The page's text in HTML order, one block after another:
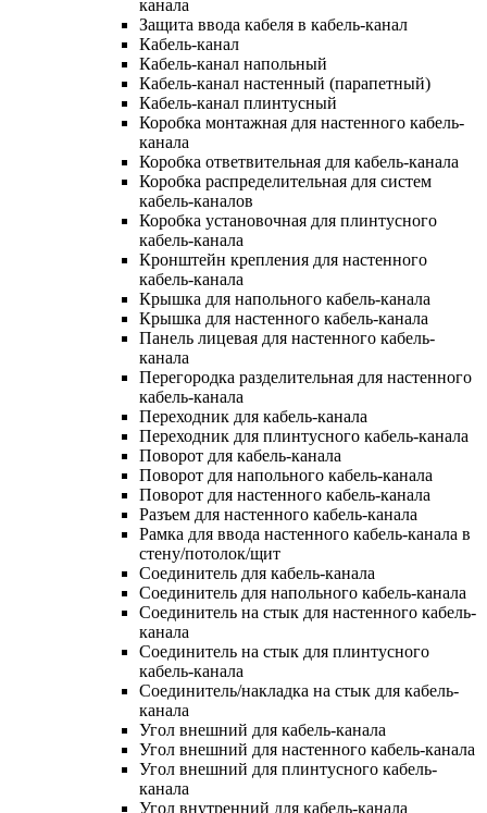
канала
Защита ввода кабеля в кабель-канал
Кабель-канал
Кабель-канал напольный
Кабель-канал настенный (парапетный)
Кабель-канал плинтусный
Коробка монтажная для настенного кабель-
канала
Коробка ответвительная для кабель-канала
Коробка распределительная для систем
кабель-каналов
Коробка установочная для плинтусного
кабель-канала
Кронштейн крепления для настенного
кабель-канала
Крышка для напольного кабель-канала
Крышка для настенного кабель-канала
Панель лицевая для настенного кабель-
канала
Перегородка разделительная для настенного
кабель-канала
Переходник для кабель-канала
Переходник для плинтусного кабель-канала
Поворот для кабель-канала
Поворот для напольного кабель-канала
Поворот для настенного кабель-канала
Разъем для настенного кабель-канала
Рамка для ввода настенного кабель-канала в
стену/потолок/щит
Соединитель для кабель-канала
Соединитель для напольного кабель-канала
Соединитель на стык для настенного кабель-
канала
Соединитель на стык для плинтусного
кабель-канала
Соединитель/накладка на стык для кабель-
канала
Угол внешний для кабель-канала
Угол внешний для настенного кабель-канала
Угол внешний для плинтусного кабель-
канала
Угол внутренний для кабель-канала